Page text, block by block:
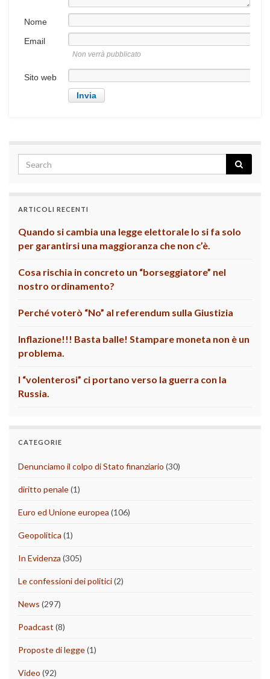
Nome
Email
Non verrà pubblicato
Sito web
ARTICOLI RECENTI
Quando si cambia una legge elettorale lo si fa solo
per garantirsi una maggioranza che non c’è.
Cosa rischia in concreto un “borseggiatore” nel
nostro ordinamento?
Perché voterò “No” al referendum sulla Giustizia
Inflazione!!! Basta balle! Stampare moneta non è un
problema.
I “volenterosi” ci portano verso la guerra con la
Russia.
CATEGORIE
Denunciamo il colpo di Stato finanziario (30)
diritto penale(1)
Euro ed Unione europea (106)
Geopolitica (1)
In Evidenza (305)
Le confessioni dei politici(2)
News (297)
Poadcast (8)
Proposte di legge(1)
Video (92)